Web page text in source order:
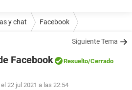
y chat Facebook
Siguiente Tema
Facebook Resuelto/Cerrado
22 jul 2021 a las 22:54